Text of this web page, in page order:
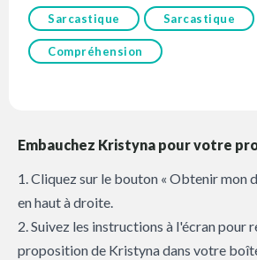
Sarcastique Sarcastique
Compréhension
Embauchez Kristyna pour votre
1. Cliquez sur le bouton « Obtenir mon
en haut à droite.
2. Suivez les instructions à l'écran pour
proposition de Kristyna dans votre